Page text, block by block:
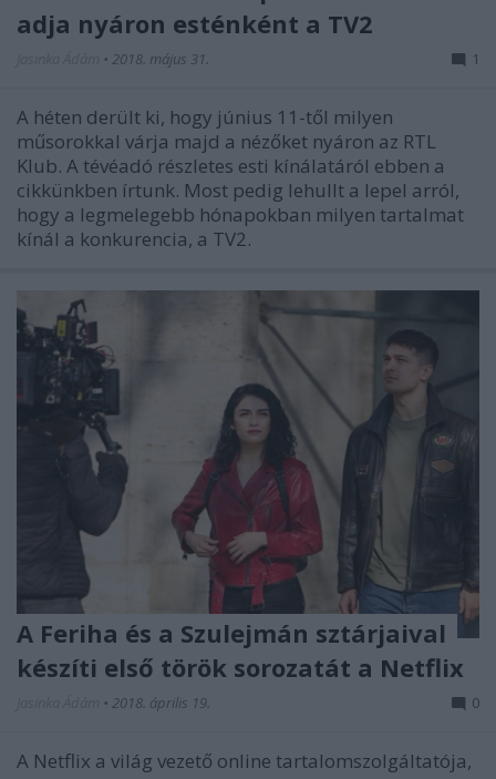
adja nyáron esténként a TV2
• 2018. május 31. 1
A héten derült ki, hogy június 11-től milyen
műsorokkal várja majd a nézőket nyáron az RTL
Klub. A tévéadó részletes esti kínálatáról ebben a
cikkünkben írtunk. Most pedig lehullt a lepel arról,
hogy a legmelegebb hónapokban milyen tartalmat
kínál a konkurencia, a TV2.
A Feriha és a Szulejmán sztárjaival
készíti első török sorozatát a Netflix
• 2018. április 19. 0
A Netflix a világ vezető online tartalomszolgáltatója,